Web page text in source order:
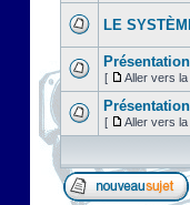
LE
[ Aller vers la
[ Aller vers la